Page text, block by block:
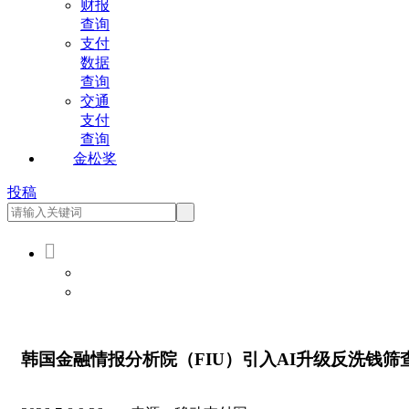
财报
查询
支付
数据
查询
交通
支付
查询
金松奖
投稿

韩国金融情报分析院（FIU）引入AI升级反洗钱筛